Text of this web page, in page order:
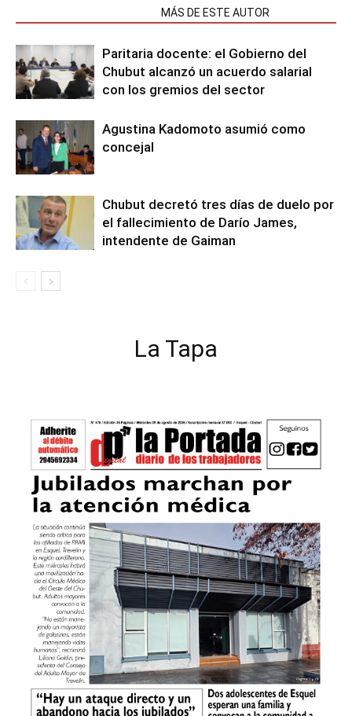
MÁS DE ESTE AUTOR
Paritaria docente: el Gobierno del
Chubut alcanzó un acuerdo salarial
con los gremios del sector
Agustina Kadomoto asumió como
concejal
Chubut decretó tres días de duelo por
el fallecimiento de Darío James,
intendente de Gaiman
La Tapa